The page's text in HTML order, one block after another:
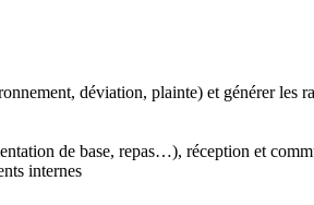
déviation, plainte) et générer les
de base, repas…), réception et
internes